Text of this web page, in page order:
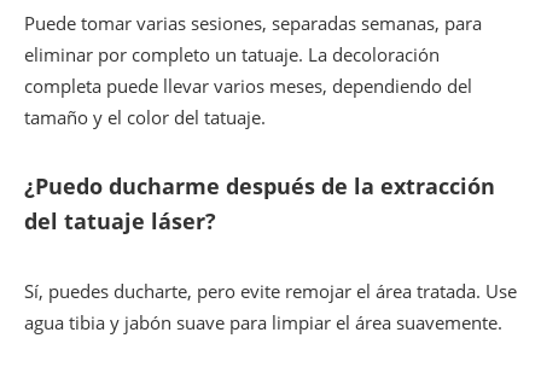
Puede tomar varias sesiones, separadas semanas, para
eliminar por completo un tatuaje. La decoloración
completa puede llevar varios meses, dependiendo del
tamaño y el color del tatuaje.
¿Puedo ducharme después de la extracción
del tatuaje láser?
Sí, puedes ducharte, pero evite remojar el área tratada. Use
agua tibia y jabón suave para limpiar el área suavemente.